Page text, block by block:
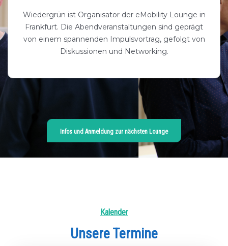
Wiedergrün ist Organisator der eMobility Lounge in
Frankfurt. Die Abendveranstaltungen sind geprägt
von einem spannenden Impulsvortrag, gefolgt von
Diskussionen und Networking.
Infos und Anmeldung zur nächsten Lounge
Kalender
Unsere Termine